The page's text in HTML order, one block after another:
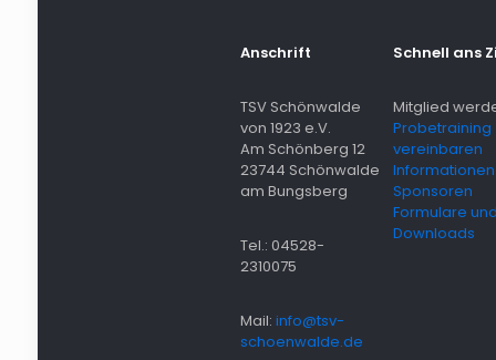
Anschrift
TSV Schönwalde
von 1923 e.V.
Am Schönberg 12
23744 Schönwalde
am Bungsberg
Tel.: 04528-
2310075
Mail: info@tsv-
schoenwalde.de
Schnell ans
Mitglied
Probetraining
vereinbaren
Sponsoren
Formulare
Downloads